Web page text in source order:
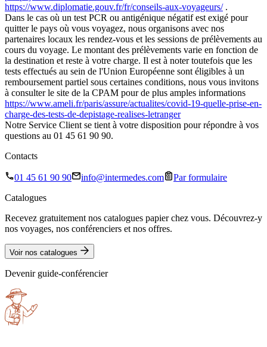
https://www.diplomatie.gouv.fr/fr/conseils-aux-voyageurs/.
Dans le cas où un test PCR ou antigénique négatif est exigé pour
quitter le pays où vous voyagez, nous organisons avec nos
partenaires locaux les rendez-vous et les sessions de prélèvements au
cours du voyage. Le montant des prélèvements varie en fonction de
la destination et reste à votre charge. Il est à noter toutefois que les
tests effectués au sein de l'Union Européenne sont éligibles à un
remboursement partiel sous certaines conditions, nous vous invitons
à consulter le site de la CPAM pour de plus amples informations
https://www.ameli.fr/paris/assure/actualites/covid-19-quelle-prise-en-
charge-des-tests-de-depistage-realises-letranger
Notre Service Client se tient à votre disposition pour répondre à vos
questions au 01 45 61 90 90.
Contacts
01 45 61 90 90 info@intermedes.com
Par formulaire
Catalogues
Recevez gratuitement nos catalogues papier chez vous. Découvrez-y
nos voyages, nos conférenciers et nos offres.
Voir nos catalogues
Devenir guide-conférencier